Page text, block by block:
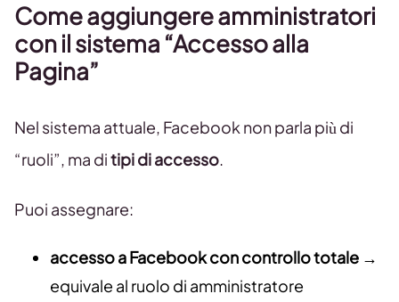
Come aggiungere amministratori
con il sistema “Accesso alla
Pagina”
Nel sistema attuale, Facebook non parla più di
“ruoli”, ma ditipi di accesso.
Puoi assegnare:
accesso a Facebook con controllo totale →
equivale al ruolo di amministratore